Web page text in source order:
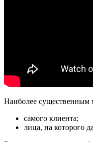
Наиболее существенным
самого клиента;
лица, на которого